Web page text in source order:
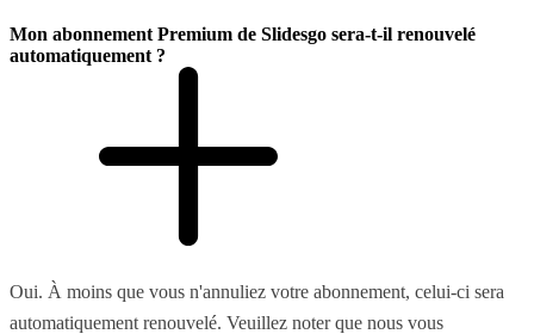
Mon abonnement Premium de Slidesgo sera-t-il renouvelé
automatiquement ?
Oui. À moins que vous n'annuliez votre abonnement, celui-ci sera
automatiquement renouvelé. Veuillez noter que nous vous